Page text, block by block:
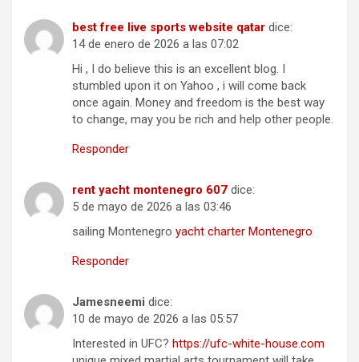
best free live sports website qatar dice:
14 de enero de 2026 a las 07:02
Hi , I do believe this is an excellent blog. I
stumbled upon it on Yahoo , i will come back
once again. Money and freedom is the best way
to change, may you be rich and help other people.
Responder
rent yacht montenegro 607 dice:
5 de mayo de 2026 a las 03:46
sailing Montenegro yacht charter Montenegro
Responder
Jamesneemi dice:
10 de mayo de 2026 a las 05:57
Interested in UFC? https://ufc-white-house.com